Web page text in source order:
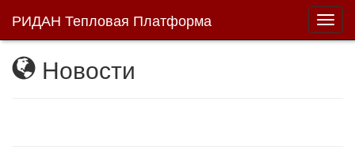
РИДАН Тепловая Платформа
Новости